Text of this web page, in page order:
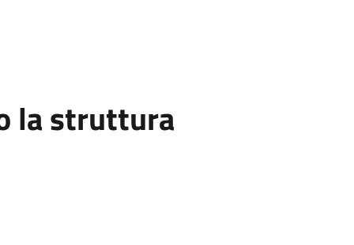
la struttura